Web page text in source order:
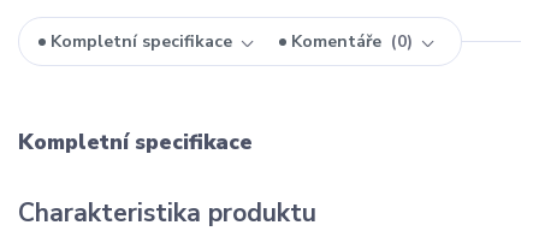
Kompletní specifikace Komentáře 0
Kompletní specifikace
Charakteristika produktu